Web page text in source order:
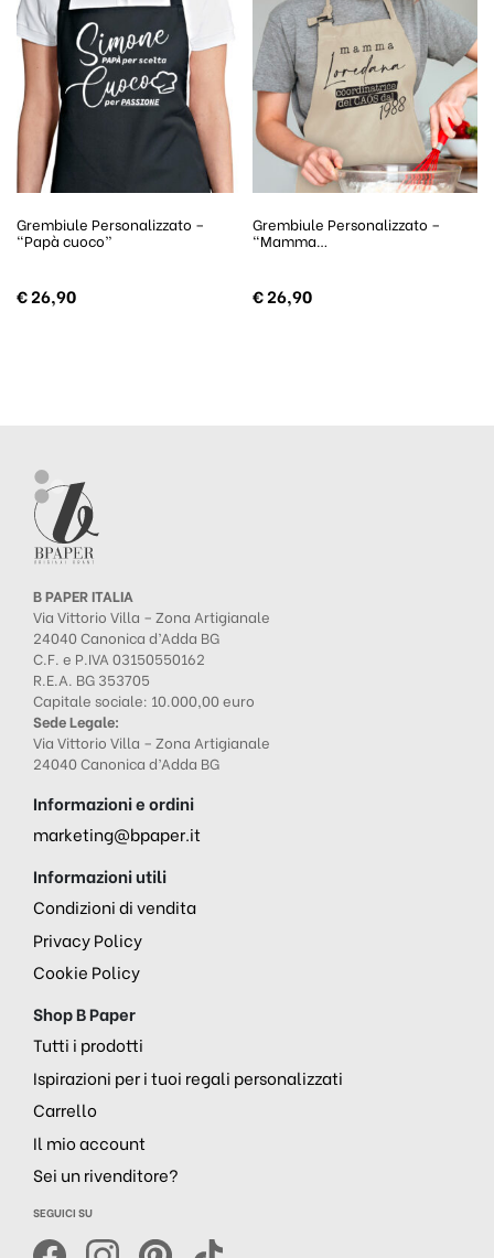
Grembiule Personalizzato –
“Papà cuoco”
€26,90
Grembiule Personalizzato –
“Mamma…
€26,90
B PAPER ITALIA
Via Vittorio Villa – Zona Artigianale
24040 Canonica d’Adda BG
C.F. e P.IVA 03150550162
R.E.A. BG 353705
Capitale sociale: 10.000,00 euro
Sede Legale:
Via Vittorio Villa – Zona Artigianale
24040 Canonica d’Adda BG
Informazioni e ordini
marketing@bpaper.it
Informazioni utili
Condizioni di vendita
Privacy Policy
Cookie Policy
Shop B Paper
Tutti i prodotti
Ispirazioni per i tuoi regali personalizzati
Carrello
Il mio account
Sei un rivenditore?
SEGUICI SU